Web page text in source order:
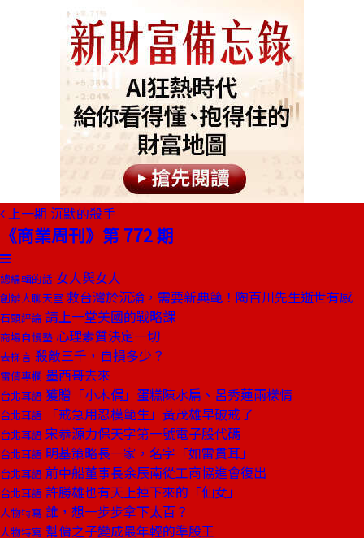
上一期 沉默的殺手
《商業周刊》第 772 期
總編輯的話 女人與女人
創辦人聊天室 救台灣於沉淪，需要新典範！陶百川先生逝世有感
石頭評論 請上一堂美國的戰略課
商場自慢塾 心理素質決定一切
去梯言 殺敵三千，自損多少？
雷倩專欄 墨西哥去來
台北耳語 獲贈「小木偶」蛋糕陳水扁、呂秀蓮兩樣情
台北耳語 「戒急用忍模範生」黃茂雄早破戒了
台北耳語 宋恭源力保天字第一號電子股代碼
台北耳語 明基策略長一家，名字「如雷貫耳」
台北耳語 前中船董事長余辰南從工商協進會復出
台北耳語 許勝雄也有天上掉下來的「仙女」
人物特寫 誰，想一步步拿下太百？
人物特寫 幫傭之子變成最年輕的準股王